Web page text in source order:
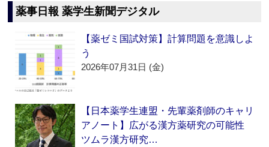
薬事日報 薬学生新聞デジタル
【薬ゼミ国試対策】計算問題を意識しよ
う
2026年07月31日 (金)
【日本薬学生連盟・先輩薬剤師のキャリ
アノート】広がる漢方薬研究の可能性
ツムラ漢方研究…